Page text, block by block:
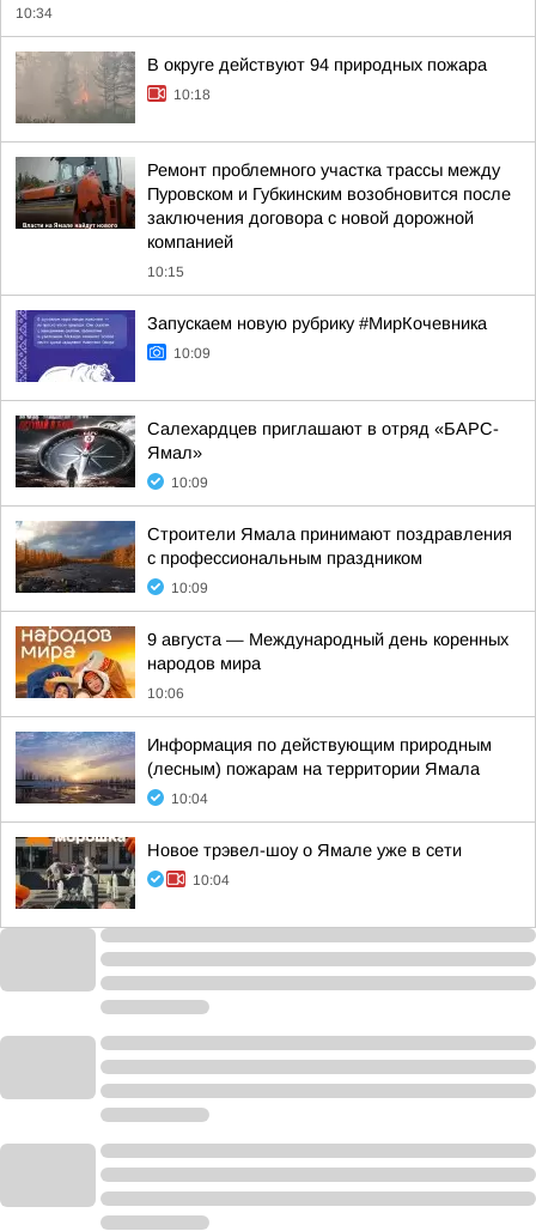
10:34
В округе действуют 94 природных пожара
10:18
Ремонт проблемного участка трассы между
Пуровском и Губкинским возобновится после
заключения договора с новой дорожной
компанией
10:15
Запускаем новую рубрику #МирКочевника
10:09
Салехардцев приглашают в отряд «БАРС-
Ямал»
10:09
Строители Ямала принимают поздравления
с профессиональным праздником
10:09
9 августа — Международный день коренных
народов мира
10:06
Информация по действующим природным
(лесным) пожарам на территории Ямала
10:04
Новое трэвел-шоу о Ямале уже в сети
10:04